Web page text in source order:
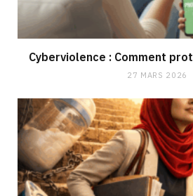
Cyberviolence : Comment
27 MARS 2026